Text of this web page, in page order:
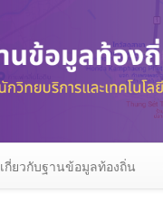
เกี่ยวกับฐานข้อมูลท้องถิ่น